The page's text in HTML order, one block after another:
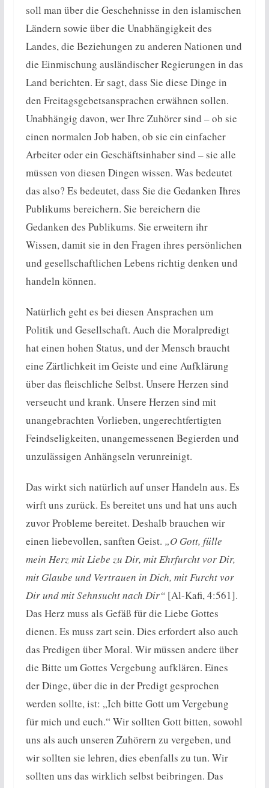
soll man über die Geschehnisse in den islamischen
Ländern sowie über die Unabhängigkeit des
Landes, die Beziehungen zu anderen Nationen und
die Einmischung ausländischer Regierungen in das
Land berichten. Er sagt, dass Sie diese Dinge in
den Freitagsgebetsansprachen erwähnen sollen.
Unabhängig davon, wer Ihre Zuhörer sind – ob sie
einen normalen Job haben, ob sie ein einfacher
Arbeiter oder ein Geschäftsinhaber sind – sie alle
müssen von diesen Dingen wissen. Was bedeutet
das also? Es bedeutet, dass Sie die Gedanken Ihres
Publikums bereichern. Sie bereichern die
Gedanken des Publikums. Sie erweitern ihr
Wissen, damit sie in den Fragen ihres persönlichen
und gesellschaftlichen Lebens richtig denken und
handeln können.
Natürlich geht es bei diesen Ansprachen um
Politik und Gesellschaft. Auch die Moralpredigt
hat einen hohen Status, und der Mensch braucht
eine Zärtlichkeit im Geiste und eine Aufklärung
über das fleischliche Selbst. Unsere Herzen sind
verseucht und krank. Unsere Herzen sind mit
unangebrachten Vorlieben, ungerechtfertigten
Feindseligkeiten, unangemessenen Begierden und
unzulässigen Anhängseln verunreinigt.
Das wirkt sich natürlich auf unser Handeln aus. Es
wirft uns zurück. Es bereitet uns und hat uns auch
zuvor Probleme bereitet. Deshalb brauchen wir
einen liebevollen, sanften Geist. „O Gott, fülle
mein Herz mit Liebe zu Dir, mit Ehrfurcht vor Dir,
mit Glaube und Vertrauen in Dich, mit Furcht vor
Dir und mit Sehnsucht nach Dir“[Al-Kafi, 4:561].
Das Herz muss als Gefäß für die Liebe Gottes
dienen. Es muss zart sein. Dies erfordert also auch
das Predigen über Moral. Wir müssen andere über
die Bitte um Gottes Vergebung aufklären. Eines
der Dinge, über die in der Predigt gesprochen
werden sollte, ist: „Ich bitte Gott um Vergebung
für mich und euch.“ Wir sollten Gott bitten, sowohl
uns als auch unseren Zuhörern zu vergeben, und
wir sollten sie lehren, dies ebenfalls zu tun. Wir
sollten uns das wirklich selbst beibringen. Das